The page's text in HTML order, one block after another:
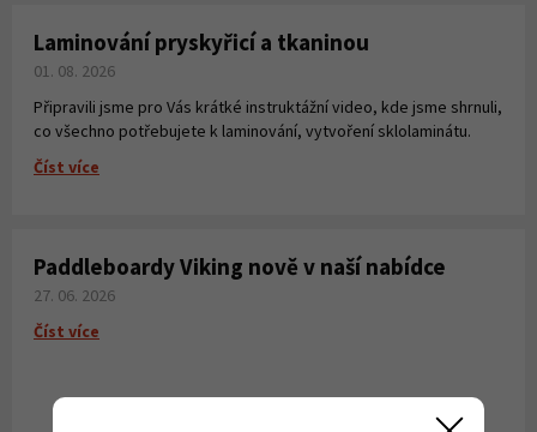
Laminování pryskyřicí a tkaninou
01. 08. 2026
Připravili jsme pro Vás krátké instruktážní video, kde jsme shrnuli,
co všechno potřebujete k laminování, vytvoření sklolaminátu.
Číst více
Paddleboardy Viking nově v naší nabídce
27. 06. 2026
Číst více